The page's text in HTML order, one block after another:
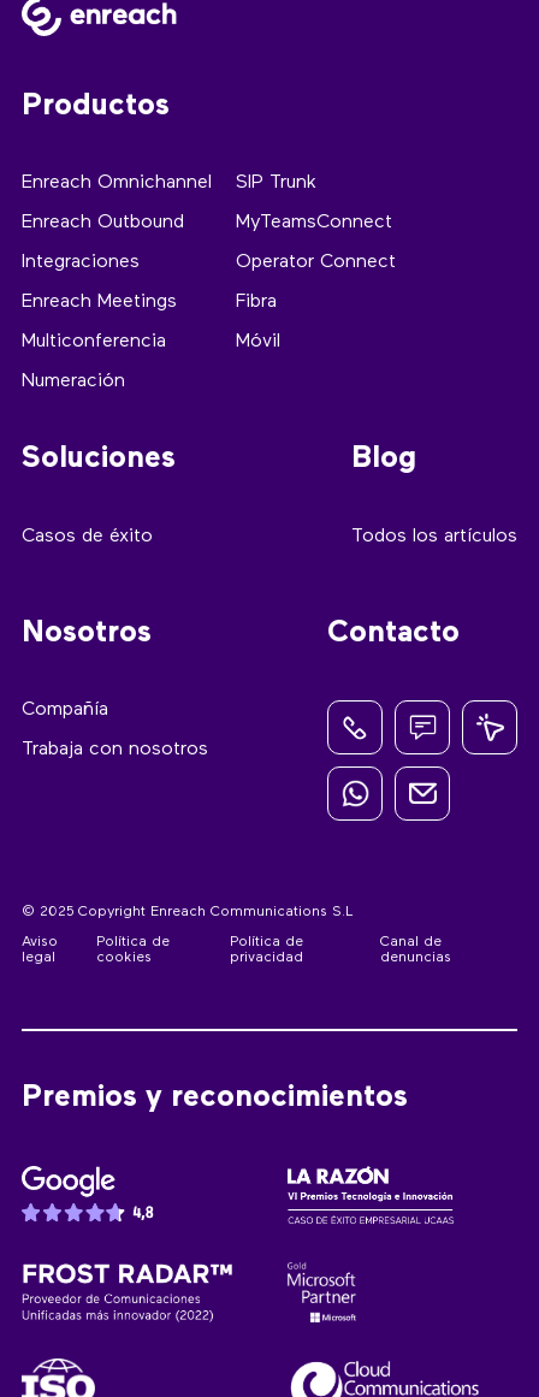
Productos
Enreach Omnichannel
Enreach Outbound
Integraciones
Enreach Meetings
Multiconferencia
Numeración
SIP Trunk
MyTeamsConnect
Operator Connect
Fibra
Móvil
Soluciones
Casos de éxito
Blog
Todos los artículos
Nosotros
Compañía
Trabaja con nosotros
Contacto
© 2025 Copyright Enreach Communications S.L
Aviso
legal
Política de
cookies
Política de
privacidad
Canal de
denuncias
Premios y reconocimientos